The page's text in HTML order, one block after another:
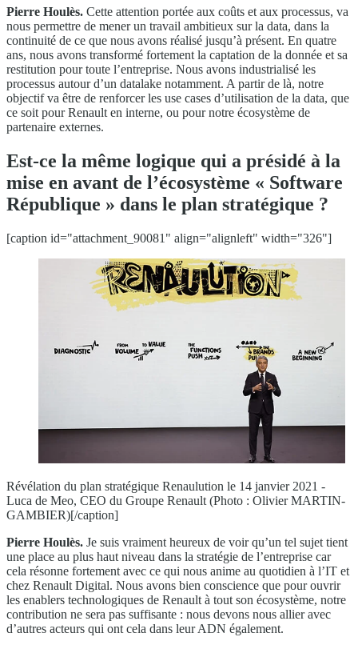
Pierre Houlès. Cette attention portée aux coûts et aux processus, va
nous permettre de mener un travail ambitieux sur la data, dans la
continuité de ce que nous avons réalisé jusqu’à présent. En quatre
ans, nous avons transformé fortement la captation de la donnée et sa
restitution pour toute l’entreprise. Nous avons industrialisé les
processus autour d’un datalake notamment. A partir de là, notre
objectif va être de renforcer les use cases d’utilisation de la data, que
ce soit pour Renault en interne, ou pour notre écosystème de
partenaire externes.
Est-ce la même logique qui a présidé à la
mise en avant de l’écosystème « Software
République » dans le plan stratégique ?
[caption id="attachment_90081" align="alignleft" width="326"]
Révélation du plan stratégique Renaulution le 14 janvier 2021 -
Luca de Meo, CEO du Groupe Renault (Photo : Olivier MARTIN-
GAMBIER)[/caption]
Pierre Houlès. Je suis vraiment heureux de voir qu’un tel sujet tient
une place au plus haut niveau dans la stratégie de l’entreprise car
cela résonne fortement avec ce qui nous anime au quotidien à l’IT et
chez Renault Digital. Nous avons bien conscience que pour ouvrir
les enablers technologiques de Renault à tout son écosystème, notre
contribution ne sera pas suffisante : nous devons nous allier avec
d’autres acteurs qui ont cela dans leur ADN également.